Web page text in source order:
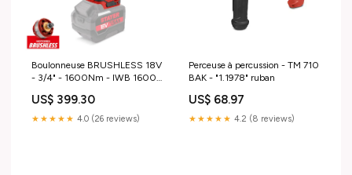
Boulonneuse BRUSHLESS 18V
- 3/4" - 1600Nm - IWB 1600
US$ 399.30
★★★★★ 4.0 (26 reviews)
Perceuse à percussion - TM 710
BAK - "1.1978" ruban
US$ 68.97
★★★★★ 4.2 (8 reviews)